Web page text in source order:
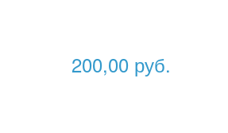
200,00 руб.